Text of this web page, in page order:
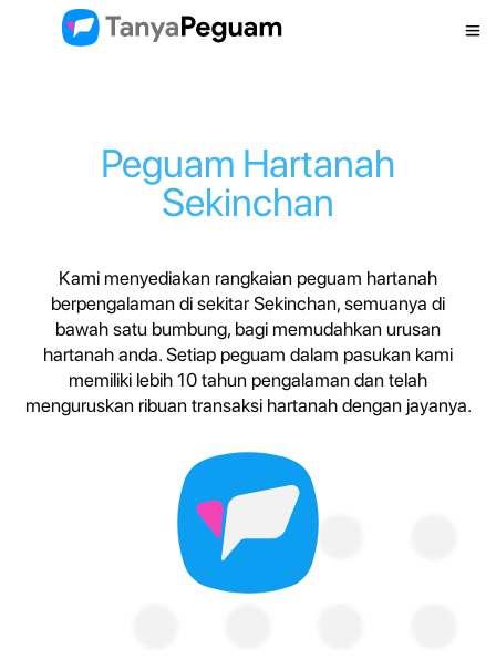
Peguam Hartanah
Sekinchan
Kami menyediakan rangkaian peguam hartanah
berpengalaman di sekitar Sekinchan, semuanya di
bawah satu bumbung, bagi memudahkan urusan
hartanah anda. Setiap peguam dalam pasukan kami
memiliki lebih 10 tahun pengalaman dan telah
menguruskan ribuan transaksi hartanah dengan jayanya.